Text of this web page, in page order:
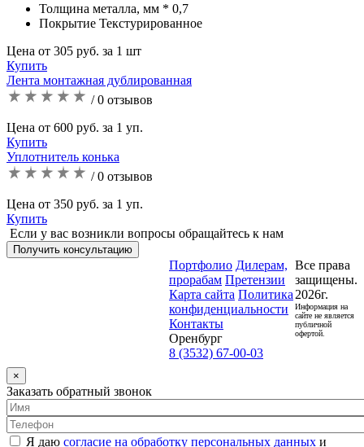
Толщина металла, мм * 0,7
Покрытие Текстурированное
Цена от 305 руб. за 1 шт
Купить
Лента монтажная дублированная
/ 0 отзывов
Цена от 600 руб. за 1 уп.
Купить
Уплотнитель конька
/ 0 отзывов
Цена от 350 руб. за 1 уп.
Купить
Если у вас возникли вопросы обращайтесь к нам
Получить консультацию
Портфолио Дилерам,
прорабам Претензии
Карта сайта Политика
конфиденциальности
Контакты
Оренбург
8 (3532) 67-00-03
Все права
защищены.
2026г.
Информация на
сайте не является
публичной
офертой.
×
Заказать обратный звонок
Я даю согласие на обработку персональных данных и